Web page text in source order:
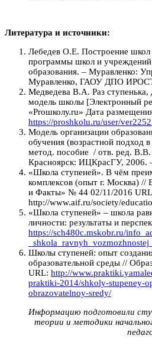
Литература и источники:
Лебедев О.Е. Построение школ
программы школ и учреждений
образования. – Муравленко:
Муравленко, ГАОУ ДПО
Медведева В.А. Раз ступенька,
модель школы [Электронный
«Proшколу.ru» Дата
https://proshkolu.ru/user/
Модель организации
обучения (возрастной подход
метод. пособие / отв. ред.
Красноярск: ИЦКрасГУ, 2006.
«Школа ступеней». В чём
комплексов (опыт г. Москва) //
и Факты» № 44 02/11/2016
http://www.aif.ru/society/
«Школа ступеней» – школа
личности: результаты и
https://sch480c.mskobr.ru/
Школы ступеней: опыт
образовательной среды //
URL: http://
praktiki-2014/shkoly-stupeney-
obrazovatelnoy-sredy/
Информацию подготовили
теории и методики